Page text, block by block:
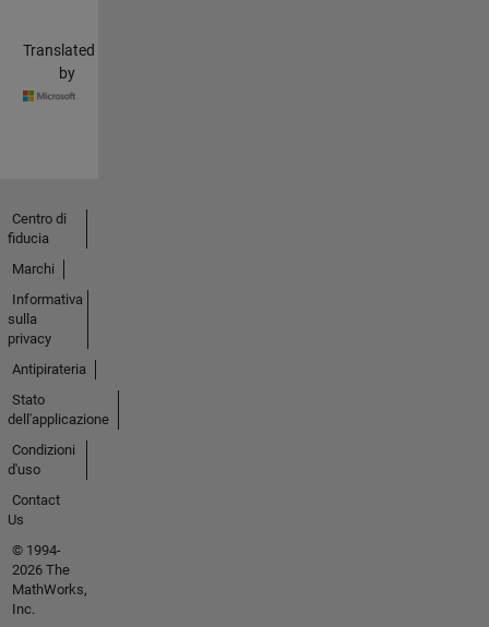
Translated
by
Centro di
fiducia
Marchi
Informativa
sulla
privacy
Antipirateria
Stato
dell'applicazione
Condizioni
d'uso
Contact
Us
© 1994-
2026 The
MathWorks,
Inc.